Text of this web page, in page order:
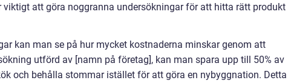
viktigt att göra noggranna undersökningar för att hitta rätt produkt
kan man se på hur mycket kostnaderna minskar genom att
utförd av [namn på företag], kan man spara upp till 50% av
och behålla stommar istället för att göra en nybyggnation. Detta